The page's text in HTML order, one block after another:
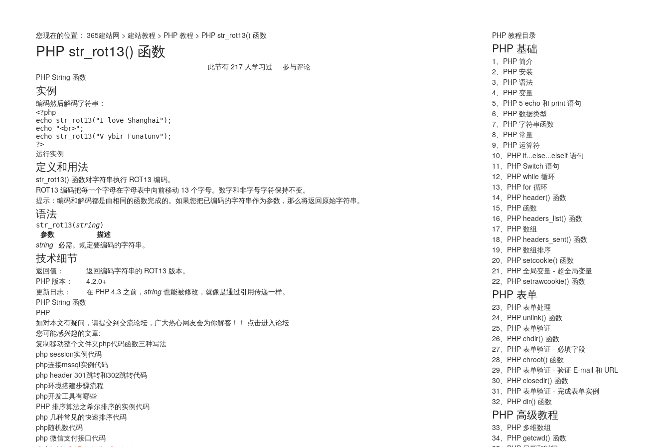
您现在的位置： 365建站网 > 建站教程 > PHP 教程 > PHP str_rot13() 函数
PHP str_rot13() 函数
此节有 217人学习过 参与评论
PHP String 函数
实例
编码然后解码字符串：
<?php
echo str_rot13("I love Shanghai");
echo "<br>";
echo str_rot13("V ybir Funatunv");
运行实例
定义和用法
str_rot13() 函数对字符串执行 ROT13 编码。
ROT13 编码把每一个字母在字母表中向前移动 13 个字母。数字和非字母字符保持不变。
提示： 编码和解码都是由相同的函数完成的。如果您把已编码的字符串作为参数，那么将返回原始字符串。
语法
str_rot13(string)
参数
描述
string 必需。规定要编码的字符串。
技术细节
返回值：
返回编码字符串的 ROT13 版本。
PHP 版本：
4.2.0+
更新日志：
在 PHP 4.3 之前， string 也能被修改，就像是通过引用传递一样。
PHP String 函数
PHP
如对本文有疑问，请提交到交流论坛，广大热心网友会为你解答！！ 点击进入论坛
您可能感兴趣的文章:
复制移动整个文件夹php代码函数三种写法
php session实例代码
php连接mssql实例代码
php header 301跳转和302跳转代码
php环境搭建步骤流程
php开发工具有哪些
PHP 排序算法之希尔排序的实例代码
php 几种常见的快速排序代码
php随机数代码
php 微信支付接口代码
PHP 教程目录
PHP 基础
1、 PHP 简介
2、 PHP 安装
3、 PHP 语法
4、 PHP 变量
5、 PHP 5 echo 和 print 语句
6、 PHP 数据类型
7、 PHP 字符串函数
8、 PHP 常量
9、 PHP 运算符
10、 PHP if...else...elseif 语句
11、 PHP Switch 语句
12、 PHP while 循环
13、 PHP for 循环
14、 PHP header() 函数
15、 PHP 函数
16、 PHP headers_list() 函数
17、 PHP 数组
18、 PHP headers_sent() 函数
19、 PHP 数组排序
20、 PHP setcookie() 函数
21、 PHP 全局变量 - 超全局变量
22、 PHP setrawcookie() 函数
PHP 表单
23、 PHP 表单处理
24、 PHP unlink() 函数
25、 PHP 表单验证
26、 PHP chdir() 函数
27、 PHP 表单验证 - 必填字段
28、 PHP chroot() 函数
29、 PHP 表单验证 - 验证 E-mail 和 URL
30、 PHP closedir() 函数
31、 PHP 表单验证 - 完成表单实例
32、 PHP dir() 函数
PHP 高级教程
33、 PHP 多维数组
34、 PHP getcwd() 函数